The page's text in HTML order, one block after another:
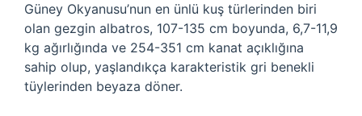
Güney Okyanusu’nun en ünlü kuş türlerinden biri
olan gezgin albatros, 107-135 cm boyunda, 6,7-11,9
kg ağırlığında ve 254-351 cm kanat açıklığına
sahip olup, yaşlandıkça karakteristik gri benekli
tüylerinden beyaza döner.